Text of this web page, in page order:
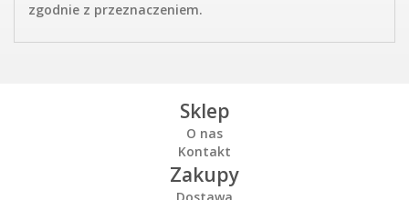
zgodnie z przeznaczeniem.
Sklep
O nas
Kontakt
Zakupy